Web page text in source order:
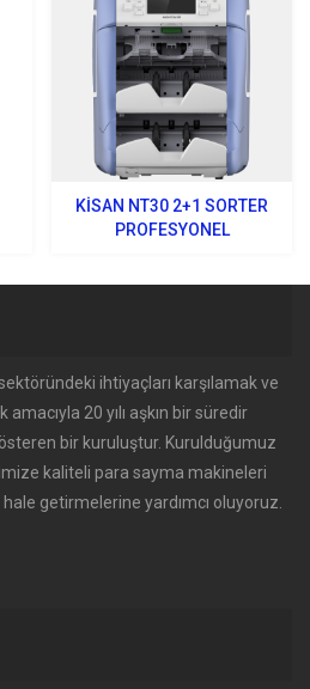
KISAN NT30 2+1 SORTER
PROFESYONEL
ihtiyaçları karşılamak ve
20 yılı aşkın bir süredir
bir kuruluştur. Kurulduğumuz
kaliteli para sayma makineleri
getirmelerine yardımcı oluyoruz.